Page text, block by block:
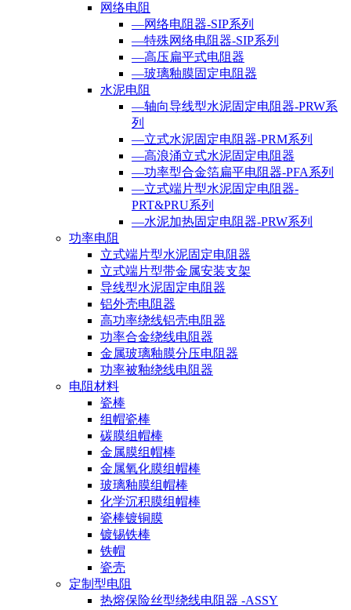
网络电阻
—网络电阻器-SIP系列
—特殊网络电阻器-SIP系列
—高压扁平式电阻器
—玻璃釉膜固定电阻器
水泥电阻
—轴向导线型水泥固定电阻器-PRW系
列
—立式水泥固定电阻器-PRM系列
—高浪涌立式水泥固定电阻器
—功率型合金箔扁平电阻器-PFA系列
—立式端片型水泥固定电阻器-
PRT&PRU系列
—水泥加热固定电阻器-PRW系列
功率电阻
立式端片型水泥固定电阻器
立式端片型带金属安装支架
导线型水泥固定电阻器
铝外壳电阻器
高功率绕线铝壳电阻器
功率合金绕线电阻器
金属玻璃釉膜分压电阻器
功率被釉绕线电阻器
电阻材料
瓷棒
组帽瓷棒
碳膜组帽棒
金属膜组帽棒
金属氧化膜组帽棒
玻璃釉膜组帽棒
化学沉积膜组帽棒
瓷棒镀铜膜
镀锡铁棒
铁帽
瓷壳
定制型电阻
热熔保险丝型绕线电阻器 -ASSY